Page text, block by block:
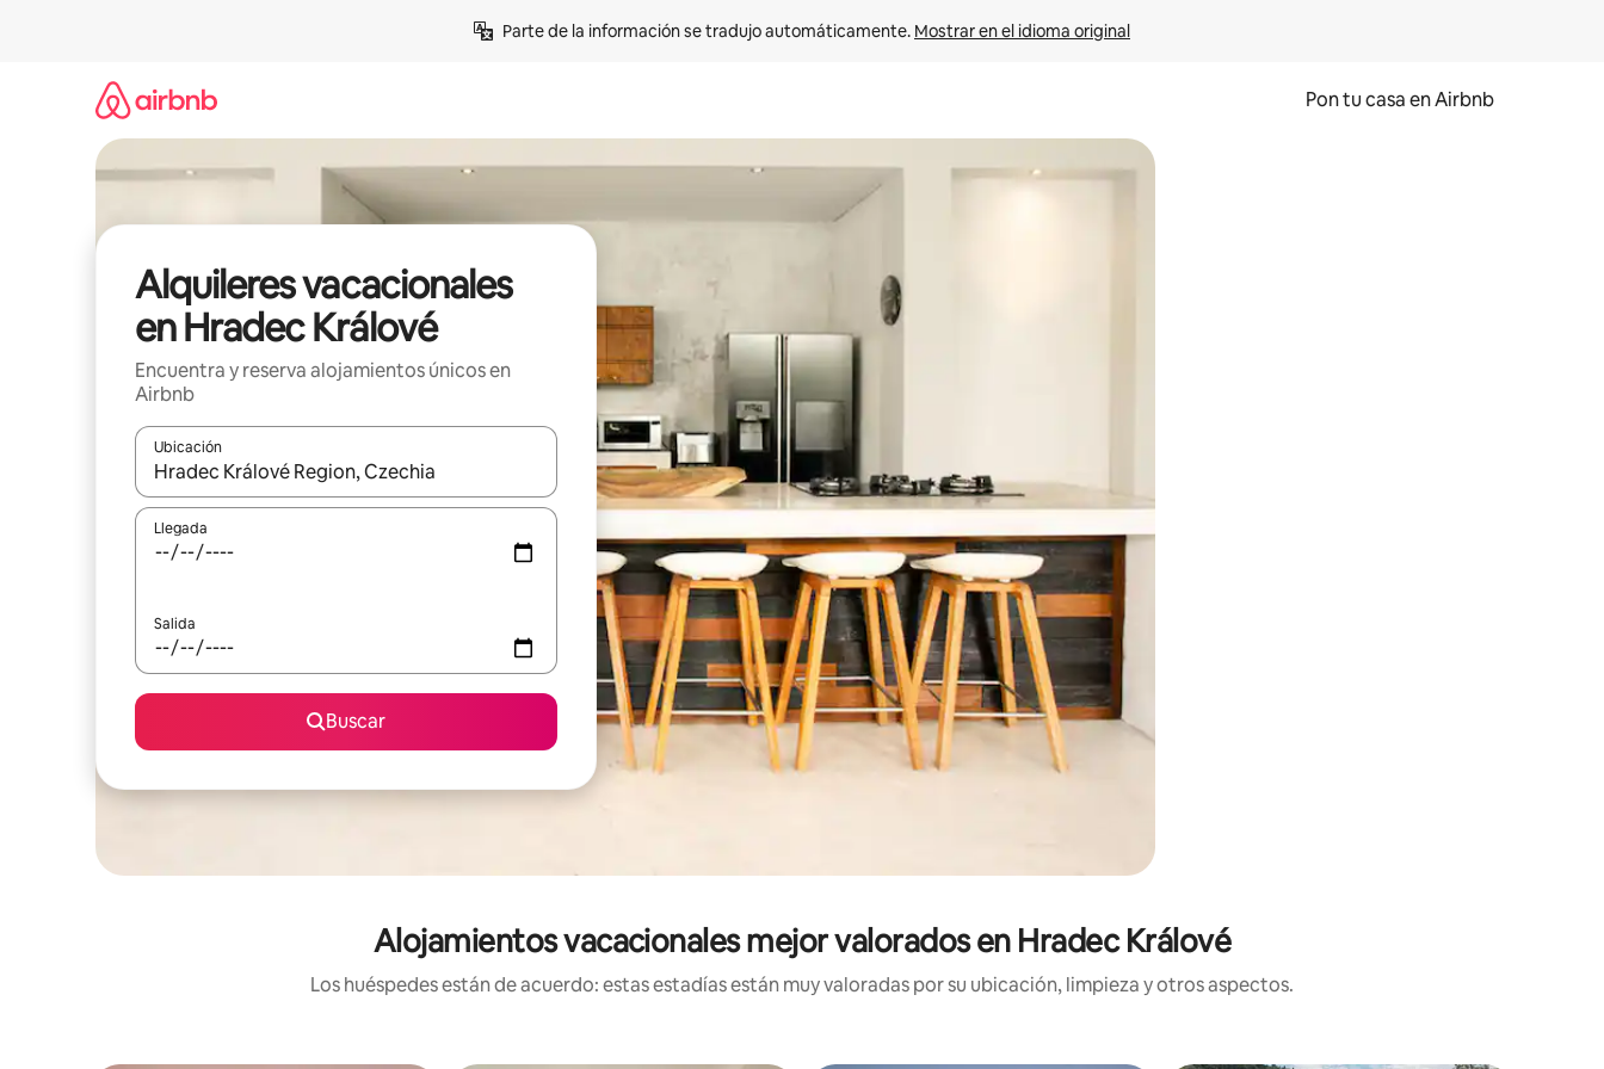
Parte de la información se tradujo automáticamente. Mostrar en el idioma original
Pon tu casa en Airbnb
Alquileres vacacionales
en Hradec Králové
Encuentra y reserva alojamientos únicos en
Airbnb
Ubicación
Cuando los resultados estén disponibles, navega con las teclas de flecha hacia arriba y hacia abajo o explora con el tacto o desliza el dedo.
Llegada
Salida
Buscar
Alojamientos vacacionales mejor valorados en Hradec Králové
Los huéspedes están de acuerdo: estas estadías están muy valoradas por su ubicación, limpieza y otros aspectos.